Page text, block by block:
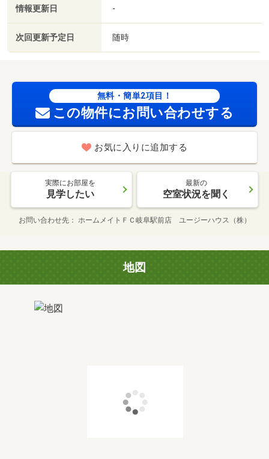
情報更新日 -
次回更新予定日 随時
無料・簡単2項目！
この物件にお問い合わせする
お気に入りに追加する
実際にお部屋を
見学したい
最新の
空室状況を聞く
お問い合わせ先 ホームメイトＦＣ岐阜駅前店 ユージーハウス（株）
地図